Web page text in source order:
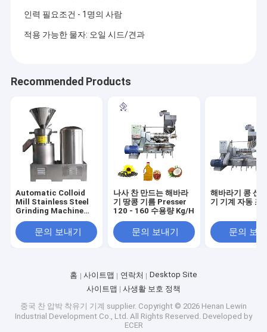
인력 필요조건 - 1명의 사람
적용 가능한 물자: 오일 시드/견과
Recommended Products
Automatic Colloid
Mill Stainless Steel
Grinding Machine
Sauce Paste Making
Euipment문의 보내기
나사 찬 만드는 해바라
기 땅콩 기름 Presser
120 - 160 수용량 Kg/H
문의 보내기
해바라기 콩 산
기 기계 자동 조
문의 보
홈 사이트맵 연락처
Desktop Site
사이트맵
사생활 보호 정책
중국 찬 압박 착유기 기계 supplier. Copyright © 2026 Henan Lewin
Industrial Development Co., Ltd. All Rights Reserved. Developed by
ECER